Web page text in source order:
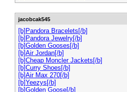
jacobcak545
[b]Pandora Bracelets[/b]
[b]Pandora Jewelry[/b]
[b]Golden Gooses[/b]
[b]Air Jordan[/b]
[b]Cheap Moncler Jackets[/b]
[b]Curry Shoes[/b]
[b]Air Max 270[/b]
[b]Yeezys[/b]
[b]Golden Goose[/b]